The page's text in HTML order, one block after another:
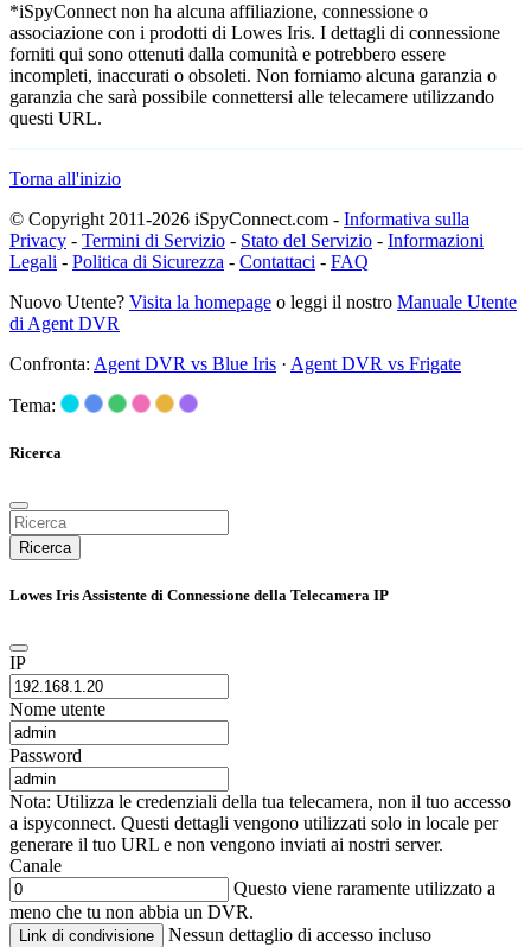
*iSpyConnect non ha alcuna affiliazione, connessione o
associazione con i prodotti di Lowes Iris. I dettagli di connessione
forniti qui sono ottenuti dalla comunità e potrebbero essere
incompleti, inaccurati o obsoleti. Non forniamo alcuna garanzia o
garanzia che sarà possibile connettersi alle telecamere utilizzando
questi URL.
Torna all'inizio
© Copyright 2011-2026 iSpyConnect.com - Informativa sulla
Privacy - Termini di Servizio - Stato del Servizio - Informazioni
Legali - Politica di Sicurezza - Contattaci - FAQ
Nuovo Utente? Visita la homepage o leggi il nostro Manuale Utente
di Agent DVR
Confronta: Agent DVR vs Blue Iris · Agent DVR vs Frigate
Tema:
Ricerca
Ricerca
Lowes Iris Assistente di Connessione della Telecamera IP
IP
Nome utente
Password
Nota: Utilizza le credenziali della tua telecamera, non il tuo accesso
a ispyconnect. Questi dettagli vengono utilizzati solo in locale per
generare il tuo URL e non vengono inviati ai nostri server.
Canale
Questo viene raramente utilizzato a
meno che tu non abbia un DVR.
Link di condivisione Nessun dettaglio di accesso incluso